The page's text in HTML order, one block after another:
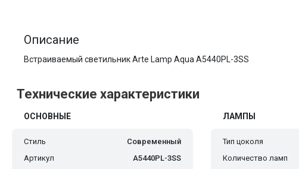
Описание
Встраиваемый светильник Arte Lamp Aqua A5440PL-3SS
Технические характеристики
ОСНОВНЫЕ
Стиль
Современный
Артикул
A5440PL-3SS
ЛАМПЫ
Тип цоколя
Количество ламп